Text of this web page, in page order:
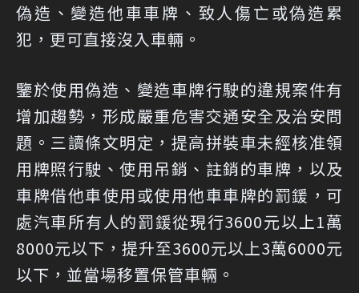
偽造、變造他車車牌、致人傷亡或偽造累
犯，更可直接沒入車輛。
鑒於使用偽造、變造車牌行駛的違規案件有
增加趨勢，形成嚴重危害交通安全及治安問
題。三讀條文明定，提高拼裝車未經核准領
用牌照行駛、使用吊銷、註銷的車牌，以及
車牌借他車使用或使用他車車牌的罰鍰，可
處汽車所有人的罰鍰從現行3600元以上1萬
8000元以下，提升至3600元以上3萬6000元
以下，並當場移置保管車輛。